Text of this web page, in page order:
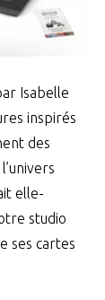
Isabelle
inspirés
des
elle-
studio
ses cartes